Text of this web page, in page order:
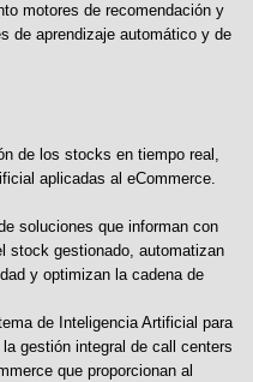
motores de recomendación y
de aprendizaje automático y de
de los stocks en tiempo real,
aplicadas al eCommerce.
soluciones que informan con
stock gestionado, automatizan
y optimizan la cadena de
de Inteligencia Artificial para
gestión integral de call centers
que proporcionan al